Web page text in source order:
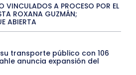
VINCULADOS A PROCESO POR EL
ROXANA GUZMÁN;
ABIERTA
transporte público con 106
anuncia expansión del